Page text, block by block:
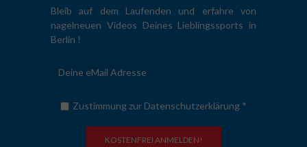
Bleib auf dem Laufenden und erfahre von
nagelneuen Videos Deines Lieblingssports in
Berlin !
Zustimmung zur Datenschutzerklärung *